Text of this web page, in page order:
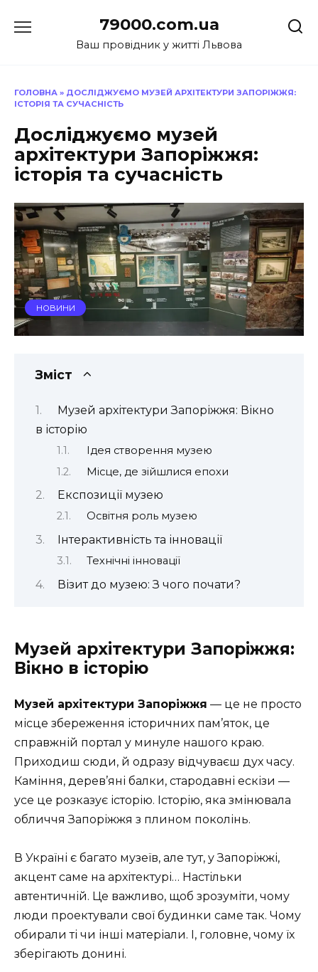
до
79000.com.ua
Ваш провідник у житті Львова
ГОЛОВНА » ДОСЛІДЖУЄМО МУЗЕЙ АРХІТЕКТУРИ ЗАПОРІЖЖЯ:
ІСТОРІЯ ТА СУЧАСНІСТЬ
Досліджуємо музей
архітектури Запоріжжя:
історія та сучасність
НОВИНИ
Зміст
Музей архітектури Запоріжжя: Вікно
в історію
Ідея створення музею
Місце, де зійшлися епохи
Експозиції музею
Освітня роль музею
Інтерактивність та інновації
Технічні інновації
Візит до музею: З чого почати?
Музей архітектури Запоріжжя:
Вікно в історію
Музей архітектури Запоріжжя — це не просто
місце збереження історичних пам’яток, це
справжній портал у минуле нашого краю.
Приходиш сюди, й одразу відчуваєш дух часу.
Каміння, дерев’яні балки, стародавні ескізи —
усе це розказує історію. Історію, яка змінювала
обличчя Запоріжжя з плином поколінь.
В Україні є багато музеїв, але тут, у Запоріжжі,
акцент саме на архітектурі… Настільки
автентичній. Це важливо, щоб зрозуміти, чому
люди проектували свої будинки саме так. Чому
обирали ті чи інші матеріали. І, головне, чому їх
зберігають донині.